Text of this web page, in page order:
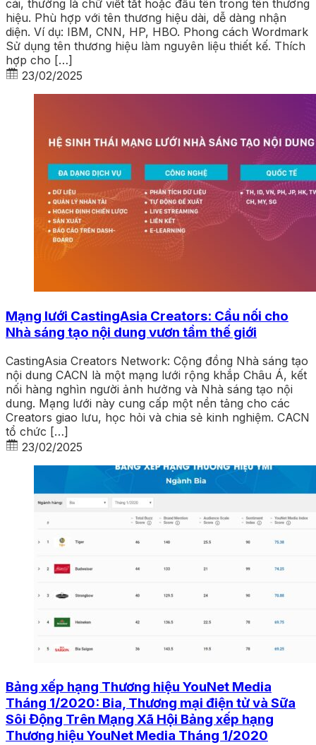
cái, thường là chữ viết tắt hoặc đầu tên trong tên thương
hiệu. Phù hợp với tên thương hiệu dài, dễ dàng nhận
diện. Ví dụ: IBM, CNN, HP, HBO. Phong cách Wordmark
Sử dụng tên thương hiệu làm nguyên liệu thiết kế. Thích
hợp cho […]
23/02/2025
Mạng lưới CastingAsia Creators: Cầu nối cho
Nhà sáng tạo nội dung vươn tầm thế giới
CastingAsia Creators Network: Cộng đồng Nhà sáng tạo
nội dung CACN là một mạng lưới rộng khắp Châu Á, kết
nối hàng nghìn người ảnh hưởng và Nhà sáng tạo nội
dung. Mạng lưới này cung cấp một nền tảng cho các
Creators giao lưu, học hỏi và chia sẻ kinh nghiệm. CACN
tổ chức […]
23/02/2025
Bảng xếp hạng Thương hiệu YouNet Media
Tháng 1/2020: Bia, Thương mại điện tử và Sữa
Sôi Động Trên Mạng Xã Hội Bảng xếp hạng
Thương hiệu YouNet Media Tháng 1/2020